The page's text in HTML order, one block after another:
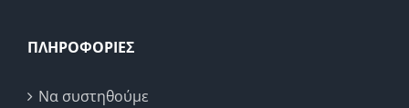
ΠΛΗΡΟΦΟΡΙΕΣ
Να συστηθούμε